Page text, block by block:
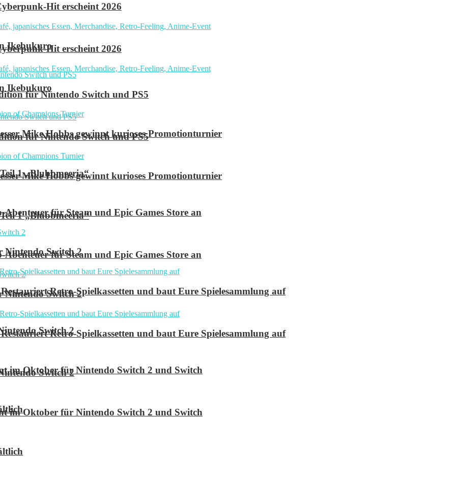
Hit erscheint 2026
Ikebukuro
für Nintendo Switch und PS5
Mike Hobbs gewinnt kurioses Promotionturnier
1 „Blubbmeeria“
für Steam und Epic Games Store an
Nintendo Switch 2
Retro-Spielkassetten und baut Eure Spielesammlung auf
Switch 2
im Oktober für Nintendo Switch 2 und Switch
Hit erscheint 2026
Ikebukuro
für Nintendo Switch und PS5
Mike Hobbs gewinnt kurioses Promotionturnier
1 „Blubbmeeria“
für Steam und Epic Games Store an
Nintendo Switch 2
Retro-Spielkassetten und baut Eure Spielesammlung auf
Switch 2
im Oktober für Nintendo Switch 2 und Switch